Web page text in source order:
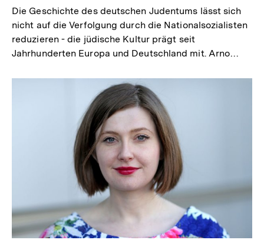
Die Geschichte des deutschen Judentums lässt sich
nicht auf die Verfolgung durch die Nationalsozialisten
reduzieren - die jüdische Kultur prägt seit
Jahrhunderten Europa und Deutschland mit. Arno…